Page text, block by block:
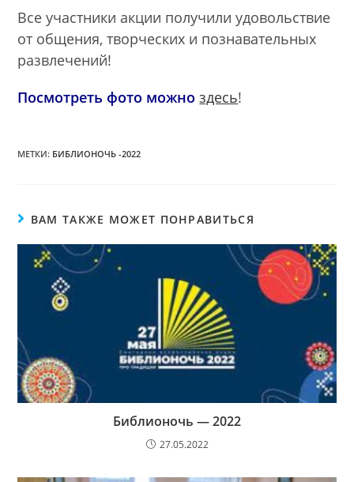
Все участники акции получили удовольствие
от общения, творческих и познавательных
развлечений!
Посмотреть фото можно здесь!
МЕТКИ: БИБЛИОНОЧЬ -2022
ВАМ ТАКЖЕ МОЖЕТ ПОНРАВИТЬСЯ
Библионочь — 2022
27.05.2022